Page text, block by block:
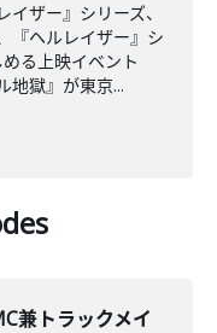
ザー』シリーズ、
『ヘルレイザー』シ
る上映イベント
地獄』が東京...
兼トラックメイ